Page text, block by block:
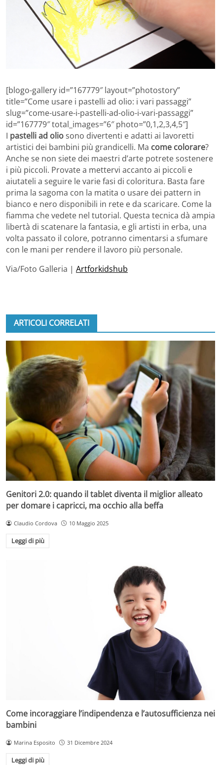
[blogo-gallery id=”167779″ layout=”photostory”
title=”Come usare i pastelli ad olio: i vari passaggi”
slug=”come-usare-i-pastelli-ad-olio-i-vari-passaggi”
id=”167779″ total_images=”6″ photo=”0,1,2,3,4,5″]
I pastelli ad oliosono divertenti e adatti ai lavoretti
artistici dei bambini più grandicelli. Ma come colorare?
Anche se non siete dei maestri d’arte potrete sostenere
i più piccoli. Provate a mettervi accanto ai piccoli e
aiutateli a seguire le varie fasi di coloritura. Basta fare
prima la sagoma con la matita o usare dei pattern in
bianco e nero disponibili in rete e da scaricare. Come la
fiamma che vedete nel tutorial. Questa tecnica dà ampia
libertà di scatenare la fantasia, e gli artisti in erba, una
volta passato il colore, potranno cimentarsi a sfumare
con le mani per rendere il lavoro più personale.
Via/Foto Galleria | Artforkidshub
ARTICOLI CORRELATI
Genitori 2.0: quando il tablet diventa il miglior alleato
per domare i capricci, ma occhio alla beffa
Claudio Cordova 10 Maggio 2025
Leggi di più
Come incoraggiare l’indipendenza e l’autosufficienza nei
bambini
Marina Esposito 31 Dicembre 2024
Leggi di più